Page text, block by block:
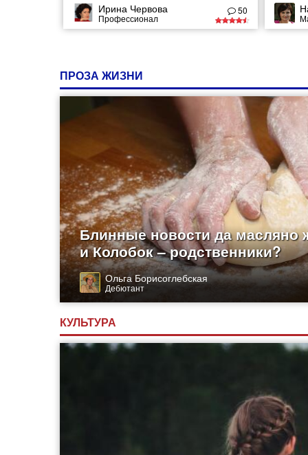
Ирина Червова
Профессионал
50
ПРОЗА ЖИЗНИ
Блинные новости да масляно
и Колобок – родственники?
Ольга Борисоглебская
Дебютант
КУЛЬТУРА